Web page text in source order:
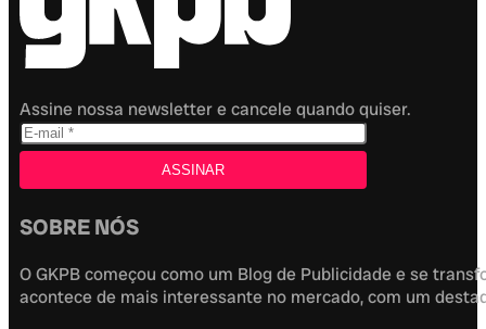
Assine nossa newsletter e cancele quando quiser.
SOBRE NÓS
O GKPB começou como um Blog de Publicidade e se
acontece de mais interessante no mercado, com um